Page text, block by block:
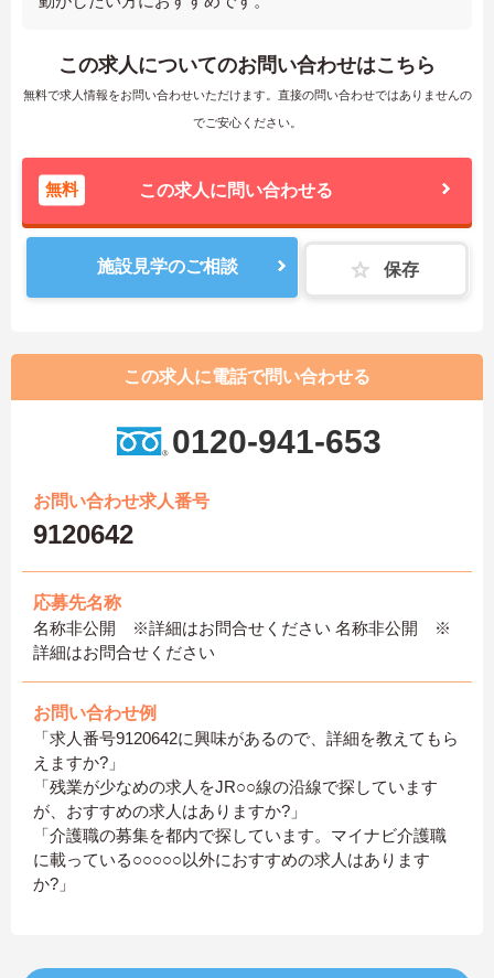
この求人についてのお問い合わせはこちら
無料で求人情報をお問い合わせいただけます。直接の問い合わせではありませんの
でご安心ください。
無料 この求人に問い合わせる
施設見学のご相談 保存
この求人に電話で問い合わせる
0120-941-653
お問い合わせ求人番号
9120642
応募先名称
名称非公開 ※詳細はお問合せください 名称非公開 ※
詳細はお問合せください
お問い合わせ例
「求人番号9120642に興味があるので、詳細を教えてもら
えますか?」
「残業が少なめの求人をJR○○線の沿線で探しています
が、おすすめの求人はありますか?」
「介護職の募集を都内で探しています。マイナビ介護職
に載っている○○○○○以外におすすめの求人はあります
か?」